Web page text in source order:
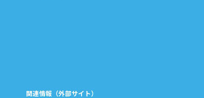
関連情報（外部サイト）